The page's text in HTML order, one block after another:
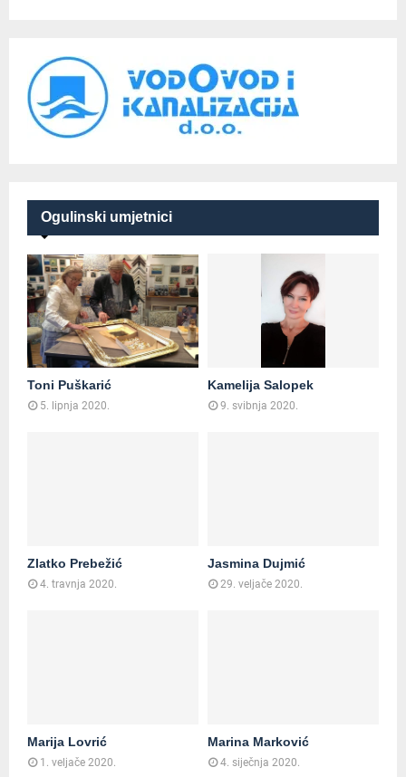
Ogulinski umjetnici
Toni Puškarić
5. lipnja 2020.
Kamelija Salopek
9. svibnja 2020.
Zlatko Prebežić
4. travnja 2020.
Jasmina Dujmić
29. veljače 2020.
Marija Lovrić
1. veljače 2020.
Marina Marković
4. siječnja 2020.